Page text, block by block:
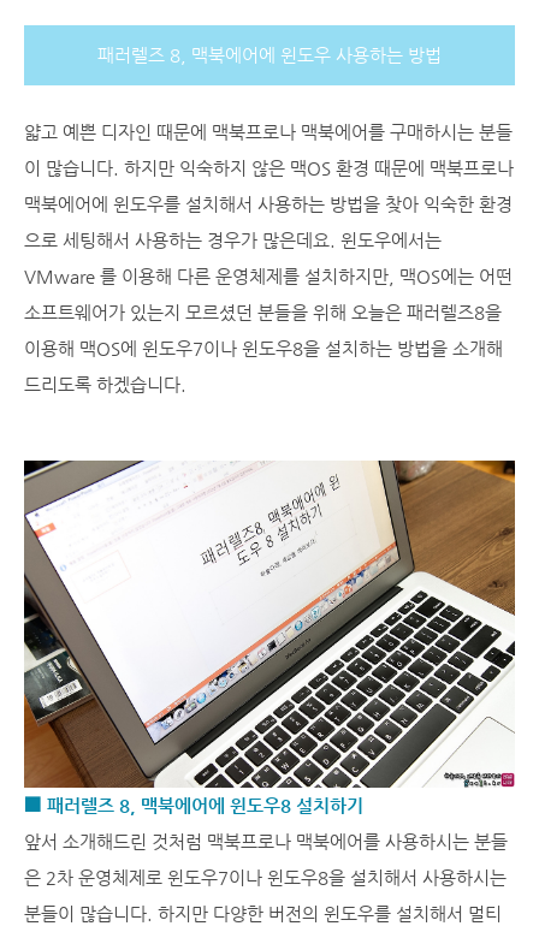
패러렐즈 8, 맥북에어에 윈도우 사용하는 방법
얇고 예쁜 디자인 때문에 맥북프로나 맥북에어를 구매하시는 분들
이 많습니다. 하지만 익숙하지 않은 맥OS 환경 때문에 맥북프로나
맥북에어에 윈도우를 설치해서 사용하는 방법을 찾아 익숙한 환경
으로 세팅해서 사용하는 경우가 많은데요. 윈도우에서는
VMware 를 이용해 다른 운영체제를 설치하지만, 맥OS에는 어떤
소프트웨어가 있는지 모르셨던 분들을 위해 오늘은 패러렐즈8을
이용해 맥OS에 윈도우7이나 윈도우8을 설치하는 방법을 소개해
드리도록 하겠습니다.
■ 패러렐즈 8, 맥북에어에 윈도우8 설치하기
앞서 소개해드린 것처럼 맥북프로나 맥북에어를 사용하시는 분들
은 2차 운영체제로 윈도우7이나 윈도우8을 설치해서 사용하시는
분들이 많습니다. 하지만 다양한 버전의 윈도우를 설치해서 멀티